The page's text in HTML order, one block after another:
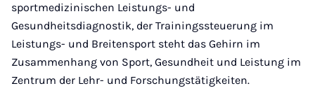
sportmedizinischen Leistungs- und
Gesundheitsdiagnostik, der Trainingssteuerung im
Leistungs- und Breitensport steht das Gehirn im
Zusammenhang von Sport, Gesundheit und Leistung im
Zentrum der Lehr- und Forschungstätigkeiten.­­